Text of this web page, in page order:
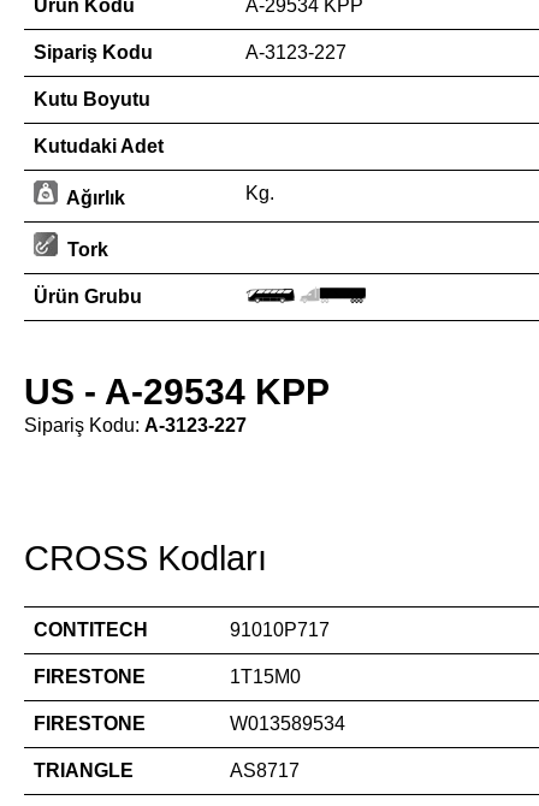
Ürün Kodu A-29534 KPP
Sipariş Kodu A-3123-227
Kutu Boyutu
Kutudaki Adet
Ağırlık Kg.
Tork
Ürün Grubu
US - A-29534 KPP
Sipariş Kodu: A-3123-227
CROSS Kodları
CONTITECH 91010P717
FIRESTONE 1T15M0
FIRESTONE W013589534
TRIANGLE AS8717